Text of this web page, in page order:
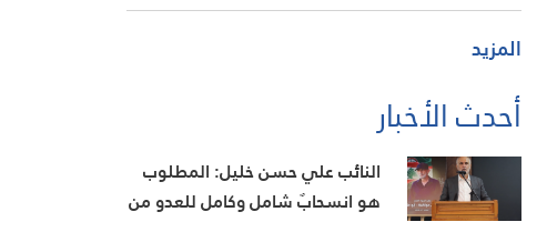
المزيد
أحدث الأخبار
النائب علي حسن خليل: المطلوب
هو انسحابٌ شامل وكامل للعدو من